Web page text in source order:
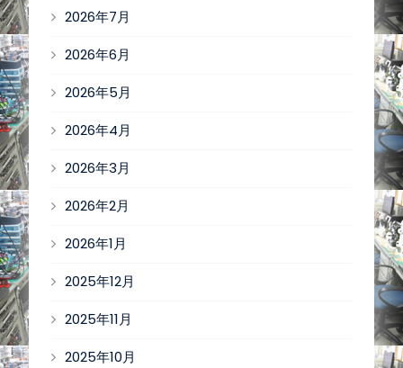
2026年7月
2026年6月
2026年5月
2026年4月
2026年3月
2026年2月
2026年1月
2025年12月
2025年11月
2025年10月